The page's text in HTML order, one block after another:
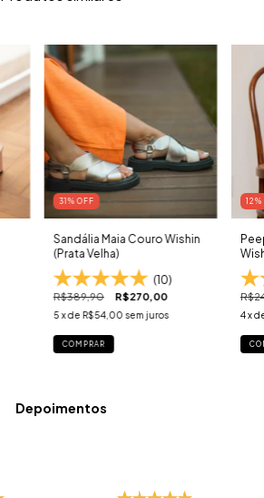
31% OFF
Sandália Maia Couro Wishin
(Prata Velha)
(10)
R$389,90 R$270,00
5 x de R$54,00 sem juros
COMPRAR
12 %
4 x
Depoimentos